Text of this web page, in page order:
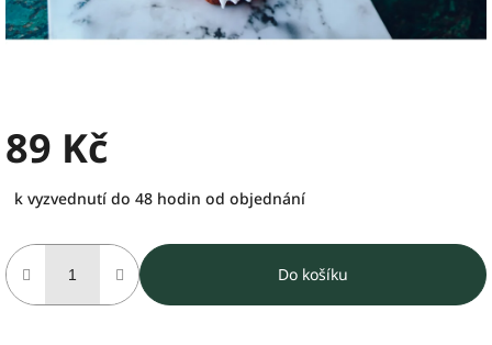
89 Kč
cena:
k vyzvednutí do 48 hodin od objednání
Do košíku